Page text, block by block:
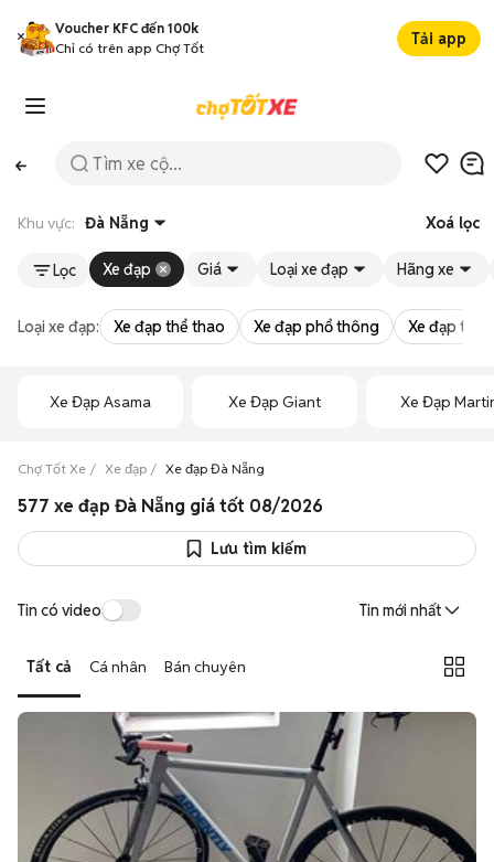
Voucher KFC đến 100k
Chỉ có trên app Chợ Tốt
Tải app
Khu vực: Đà Nẵng Xoá lọc
Lọc Xe đạp Giá Loại xe đạp Hãng xe
Loại xe đạp: Xe đạp thể thao Xe đạp phổ thông Xe đạp trẻ
Xe Đạp Asama Xe Đạp Giant Xe Đạp
Chợ Tốt Xe Xe đạp Xe đạp Đà Nẵng
577 xe đạp Đà Nẵng giá tốt 08/2026
Lưu tìm kiếm
Tin có video Tin mới nhất
Tất cả Cá nhân Bán chuyên